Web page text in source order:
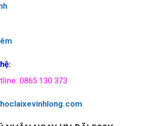
0865 130 373